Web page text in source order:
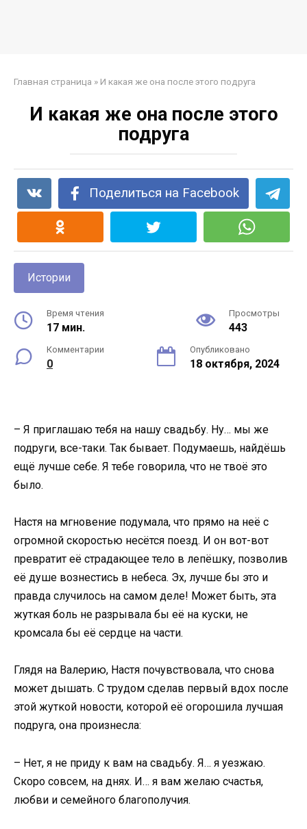
Главная страница » И какая же она после этого подруга
И какая же она после этого
подруга
Поделиться на Facebook
Истории
Время чтения
17 мин.
Просмотры
443
Комментарии
0
Опубликовано
18 октября, 2024
– Я приглашаю тебя на нашу свадьбу. Ну… мы же
подруги, все-таки. Так бывает. Подумаешь, найдёшь
ещё лучше себе. Я тебе говорила, что не твоё это
было.
Настя на мгновение подумала, что прямо на неё с
огромной скоростью несётся поезд. И он вот-вот
превратит её страдающее тело в лепёшку, позволив
её душе вознестись в небеса. Эх, лучше бы это и
правда случилось на самом деле! Может быть, эта
жуткая боль не разрывала бы её на куски, не
кромсала бы её сердце на части.
Глядя на Валерию, Настя почувствовала, что снова
может дышать. С трудом сделав первый вдох после
этой жуткой новости, которой её огорошила лучшая
подруга, она произнесла:
– Нет, я не приду к вам на свадьбу. Я… я уезжаю.
Скоро совсем, на днях. И… я вам желаю счастья,
любви и семейного благополучия.